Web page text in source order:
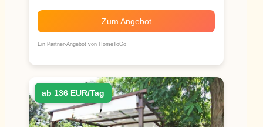
Zum Angebot
Ein Partner-Angebot von HomeToGo
ab 136 EUR/Tag